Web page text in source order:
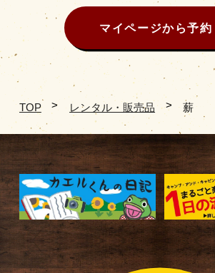
マイページから予約
TOP レンタル・販売品 薪